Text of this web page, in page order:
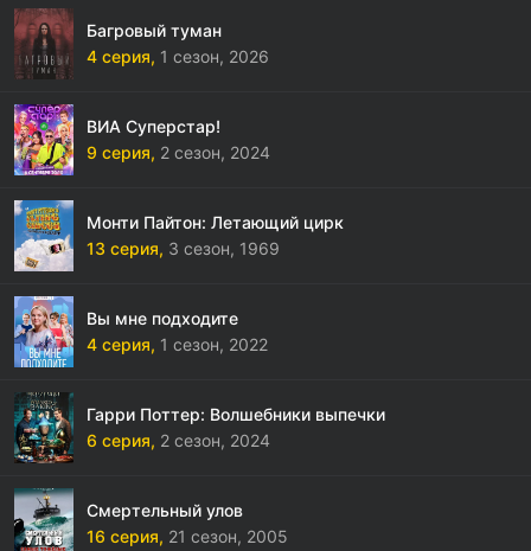
Багровый туман
4 серия, 1 сезон, 2026
ВИА Суперстар!
9 серия, 2 сезон, 2024
Монти Пайтон: Летающий цирк
13 серия, 3 сезон, 1969
Вы мне подходите
4 серия, 1 сезон, 2022
Гарри Поттер: Волшебники выпечки
6 серия, 2 сезон, 2024
Смертельный улов
16 серия, 21 сезон, 2005